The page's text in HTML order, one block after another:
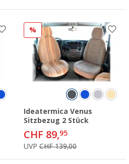
%
Ideatermica Venus
Sitzbezug 2 Stück
CHF 89,95
UVP CHF 139,00